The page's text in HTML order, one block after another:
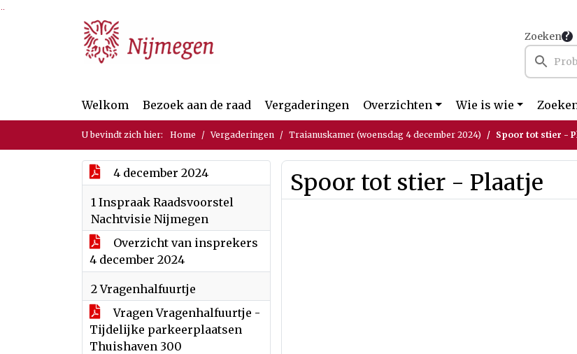
Ga naar de inhoud van deze pagina
Ga naar het zoeken
Ga naar het menu
Zoeken
Welkom Bezoek aan de raad Vergaderingen Overzichten Wie is wie
U bevindt zich hier: Home Vergaderingen Traianuskamer (woensdag 4 december 2024) Spoor tot stier -
4 december 2024
1 Inspraak Raadsvoorstel
Nachtvisie Nijmegen
Overzicht van insprekers
4 december 2024
2 Vragenhalfuurtje
Vragen Vragenhalfuurtje -
Tijdelijke parkeerplaatsen
Thuishaven 300
Spoor tot stier - Plaatje